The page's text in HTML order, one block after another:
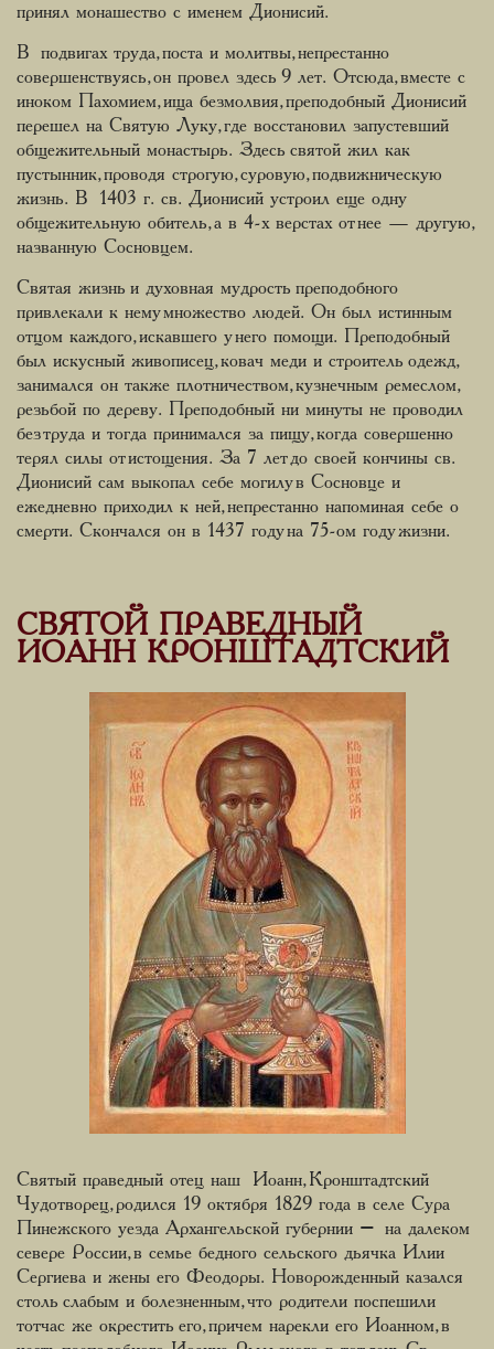
принял монашество с именем Дионисий.
В подвигах труда, поста и молитвы, непрестанно
совершенствуясь, он провел здесь 9 лет. Отсюда, вместе с
иноком Пахомием, ища безмолвия, преподобный Дионисий
перешел на Святую Луку, где восстановил запустевший
общежительный монастырь. Здесь святой жил как
пустынник, проводя строгую, суровую, подвижническую
жизнь. В 1403 г. св. Дионисий устроил еще одну
общежительную обитель, а в 4-х верстах от нее — другую,
названную Сосновцем.
Святая жизнь и духовная мудрость преподобного
привлекали к нему множество людей. Он был истинным
отцом каждого, искавшего у него помощи. Преподобный
был искусный живописец, ковач меди и строитель одежд,
занимался он также плотничеством, кузнечным ремеслом,
резьбой по дереву. Преподобный ни минуты не проводил
без труда и тогда принимался за пищу, когда совершенно
терял силы от истощения. За 7 лет до своей кончины св.
Дионисий сам выкопал себе могилу в Сосновце и
ежедневно приходил к ней, непрестанно напоминая себе о
смерти. Скончался он в 1437 году на 75-ом году жизни.
СВЯТОЙ ПРАВЕДНЫЙ
ИОАНН КРОНШТАДТСКИЙ
Святый праведный отец наш Иоанн, Кронштадтский
Чудотворец, родился 19 октября 1829 года в селе Сура
Пинежского уезда Архангельской губернии – на далеком
севере России, в семье бедного сельского дьячка Илии
Сергиева и жены его Феодоры. Новорожденный казался
столь слабым и болезненным, что родители поспешили
тотчас же окрестить его, причем нарекли его Иоанном, в